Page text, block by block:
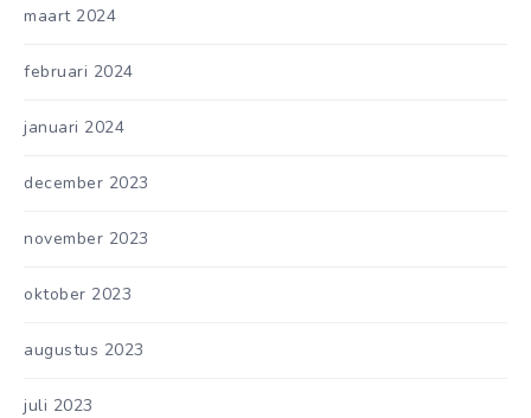
maart 2024
februari 2024
januari 2024
december 2023
november 2023
oktober 2023
augustus 2023
juli 2023